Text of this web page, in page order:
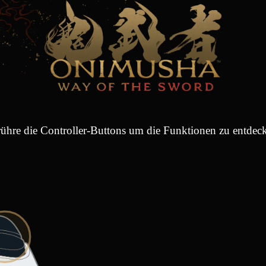
die Controller-Buttons um die Funktionen zu